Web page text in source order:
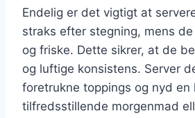
Endelig er det vigtigt at
straks efter stegning, mens
og friske. Dette sikrer, at de
og luftige konsistens. Server
foretrukne toppings og nyd
tilfredsstillende morgenmad